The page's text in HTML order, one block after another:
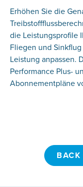
Erhöhen Sie die
die Leistungsprofile
Fliegen und
Leistung anpassen.
Performance Plus-
Abonnementpläne